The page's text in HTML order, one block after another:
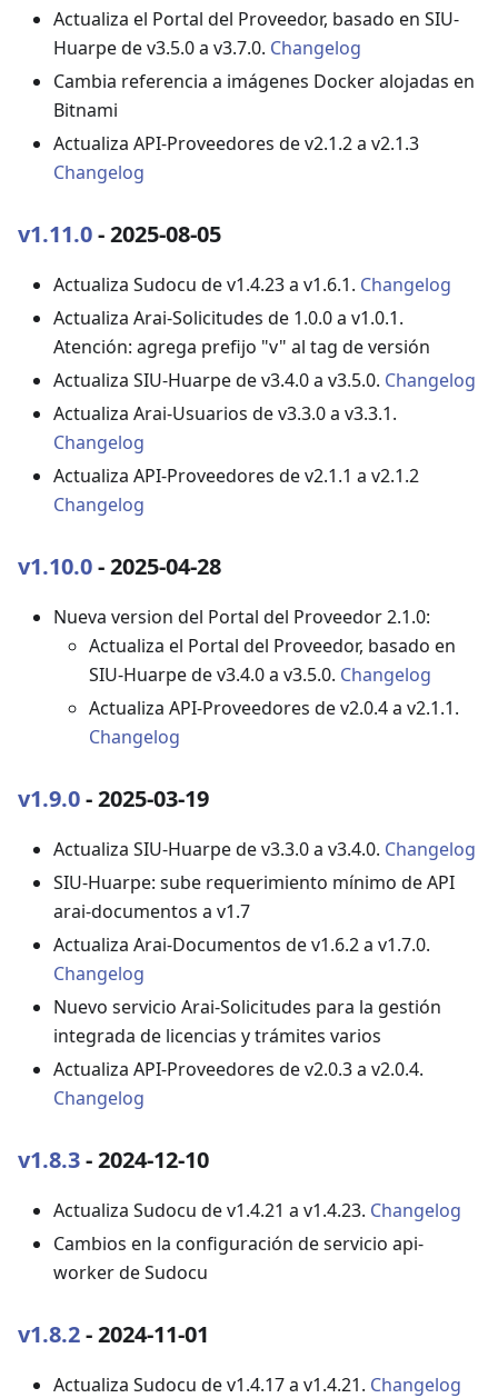
Actualiza el Portal del Proveedor, basado en SIU-
Huarpe de v3.5.0 a v3.7.0. Changelog
Cambia referencia a imágenes Docker alojadas en
Bitnami
Actualiza API-Proveedores de v2.1.2 a v2.1.3
Changelog
v1.11.0- 2025-08-05
Actualiza Sudocu de v1.4.23 a v1.6.1. Changelog
Actualiza Arai-Solicitudes de 1.0.0 a v1.0.1.
Atención: agrega prefijo "v" al tag de versión
Actualiza SIU-Huarpe de v3.4.0 a v3.5.0. Changelog
Actualiza Arai-Usuarios de v3.3.0 a v3.3.1.
Changelog
Actualiza API-Proveedores de v2.1.1 a v2.1.2
Changelog
v1.10.0- 2025-04-28
Nueva version del Portal del Proveedor 2.1.0:
Actualiza el Portal del Proveedor, basado en
SIU-Huarpe de v3.4.0 a v3.5.0. Changelog
Actualiza API-Proveedores de v2.0.4 a v2.1.1.
Changelog
v1.9.0- 2025-03-19
Actualiza SIU-Huarpe de v3.3.0 a v3.4.0. Changelog
SIU-Huarpe: sube requerimiento mínimo de API
arai-documentos a v1.7
Actualiza Arai-Documentos de v1.6.2 a v1.7.0.
Changelog
Nuevo servicio Arai-Solicitudes para la gestión
integrada de licencias y trámites varios
Actualiza API-Proveedores de v2.0.3 a v2.0.4.
Changelog
v1.8.3- 2024-12-10
Actualiza Sudocu de v1.4.21 a v1.4.23. Changelog
Cambios en la configuración de servicio api-
worker de Sudocu
v1.8.2- 2024-11-01
Actualiza Sudocu de v1.4.17 a v1.4.21. Changelog